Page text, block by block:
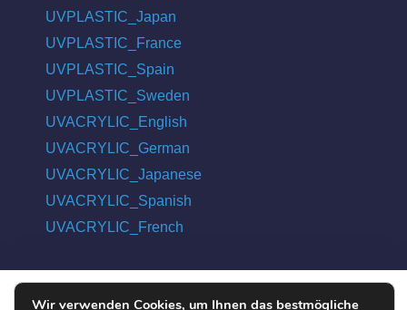
UVPLASTIC_Japan
UVPLASTIC_France
UVPLASTIC_Spain
UVPLASTIC_Sweden
UVACRYLIC_English
UVACRYLIC_German
UVACRYLIC_Japanese
UVACRYLIC_Spanish
UVACRYLIC_French
Wir verwenden Cookies, um Ihnen das bestmögliche